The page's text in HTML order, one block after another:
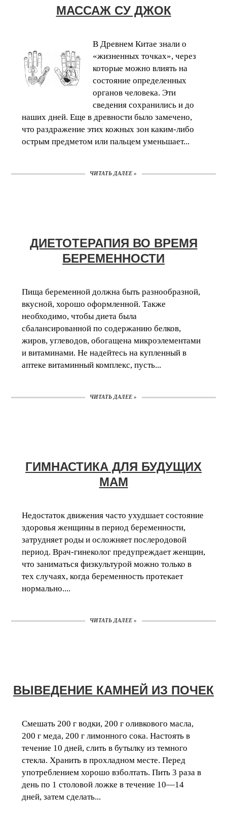
МАССАЖ СУ ДЖОК
В Древнем Китае знали о
«жизненных точках», через
которые можно влиять на
состояние определенных
органов человека. Эти
сведения сохранились и до
наших дней. Еще в древности было замечено,
что раздражение этих кожных зон каким-либо
острым предметом или пальцем уменьшает...
ЧИТАТЬ ДАЛЕЕ »
ДИЕТОТЕРАПИЯ ВО ВРЕМЯ
БЕРЕМЕННОСТИ
Пища беременной должна быть разнообразной,
вкусной, хорошо оформленной. Также
необходимо, чтобы диета была
сбалансированной по содержанию белков,
жиров, углеводов, обогащена микроэлементами
и витаминами. Не надейтесь на купленный в
аптеке витаминный комплекс, пусть...
ЧИТАТЬ ДАЛЕЕ »
ГИМНАСТИКА ДЛЯ БУДУЩИХ
МАМ
Недостаток движения часто ухудшает состояние
здоровья женщины в период беременности,
затрудняет роды и осложняет послеродовой
период. Врач-гинеколог предупреждает женщин,
что заниматься физкультурой можно только в
тех случаях, когда беременность протекает
нормально....
ЧИТАТЬ ДАЛЕЕ »
ВЫВЕДЕНИЕ КАМНЕЙ ИЗ ПОЧЕК
Смешать 200 г водки, 200 г оливкового масла,
200 г меда, 200 г лимонного сока. Настоять в
течение 10 дней, слить в бутылку из темного
стекла. Хранить в прохладном месте. Перед
употреблением хорошо взболтать. Пить 3 раза в
день по 1 столовой ложке в течение 10—14
дней, затем сделать...